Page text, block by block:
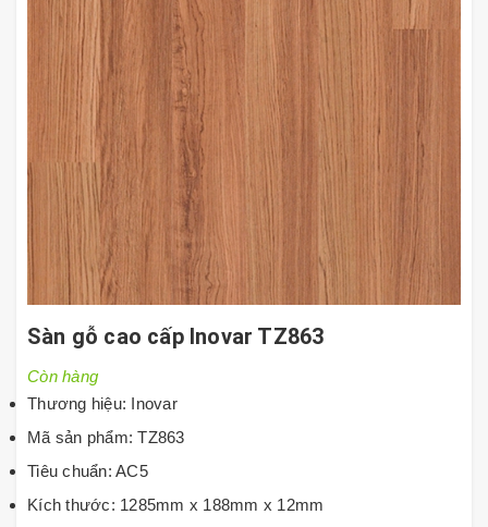
Sàn gỗ cao cấp Inovar TZ863
Còn hàng
Thương hiệu: Inovar
Mã sản phẩm: TZ863
Tiêu chuẩn: AC5
Kích thước: 1285mm x 188mm x 12mm